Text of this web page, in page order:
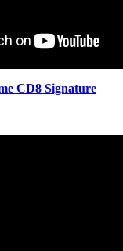
CD8 Signature